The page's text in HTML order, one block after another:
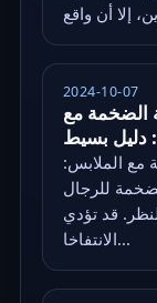
2024-10-07
الضخمة مع
دليل بسيط
مع الملابس:
للرجال
قد تؤدي
الانتفاخا...